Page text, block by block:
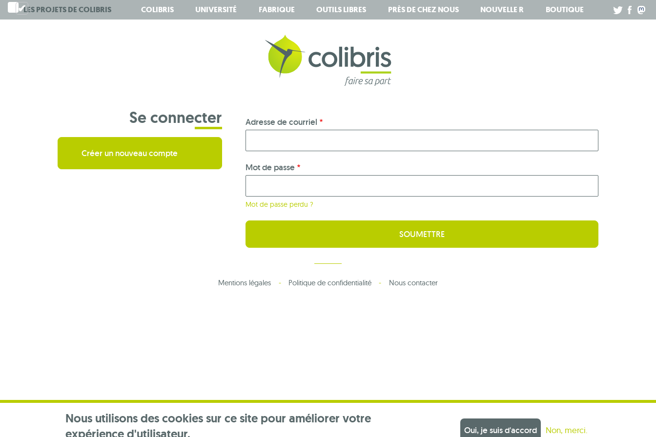
Nous utilisons des cookies sur ce site pour améliorer votre
expérience d'utilisateur.
Oui, je suis d'accord Non, merci.
LES PROJETS DECOLIBRIS COLIBRIS UNIVERSITÉ FABRIQUE OUTILS LIBRES PRÈS DE CHEZ NOUS NOUVELLE R BOUTIQUE
Se connecter
Créer un nouveau compte
Adresse de courriel
Mot de passe
Mot de passe perdu ?
Mentions légales Politique de confidentialité Nous contacter